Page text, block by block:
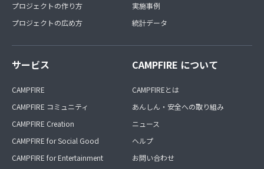
プロジェクトの作り方
プロジェクトの広め方
実施事例
統計データ
サービス
CAMPFIRE
CAMPFIRE コミュニティ
CAMPFIRE Creation
CAMPFIRE for Social Good
CAMPFIRE for Entertainment
CAMPFIRE について
CAMPFIREとは
あんしん・安全への取り組み
ニュース
ヘルプ
お問い合わせ